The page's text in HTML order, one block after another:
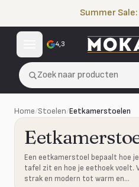
Summer
4,3
Zoek naar producten
Home/Stoelen/Eetkamerstoelen
Een eetkamerstoel bepaalt hoe
tafel zit en hoe je eethoek voelt.
strak en modern tot warm en